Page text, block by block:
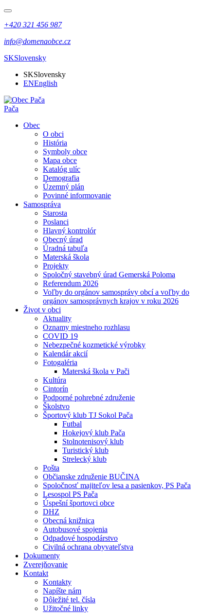
+420 321 456 987
info@domenaobce.cz
SKSlovensky
SKSlovensky
ENEnglish
Pača
Obec
O obci
História
Symboly obce
Mapa obce
Katalóg ulíc
Demografia
Územný plán
Povinné informovanie
Samospráva
Starosta
Poslanci
Hlavný kontrolór
Obecný úrad
Úradná tabuľa
Materská škola
Projekty
Spoločný stavebný úrad Gemerská Poloma
Referendum 2026
Voľby do orgánov samosprávy obcí a voľby do
orgánov samosprávnych krajov v roku 2026
Život v obci
Aktuality
Oznamy miestneho rozhlasu
COVID 19
Nebezpečné kozmetické výrobky
Kalendár akcií
Fotogaléria
Materská škola v Pači
Kultúra
Cintorín
Podporné pohrebné združenie
Školstvo
Športový klub TJ Sokol Pača
Futbal
Hokejový klub Pača
Stolnotenisový klub
Turistický klub
Strelecký klub
Pošta
Občianske združenie BUČINA
Spoločnosť majiteľov lesa a pasienkov, PS Pača
Lesospol PS Pača
Úspešní športovci obce
DHZ
Obecná knižnica
Autobusové spojenia
Odpadové hospodárstvo
Civilná ochrana obyvateľstva
Dokumenty
Zverejňovanie
Kontakt
Kontakty
Napíšte nám
Dôležité tel. čísla
Užitočné linky